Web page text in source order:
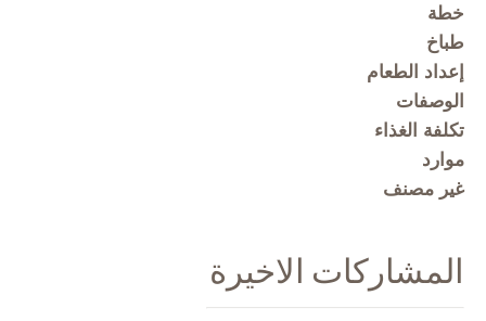
خطة
طباخ
إعداد الطعام
الوصفات
تكلفة الغذاء
موارد
غير مصنف
المشاركات الاخيرة